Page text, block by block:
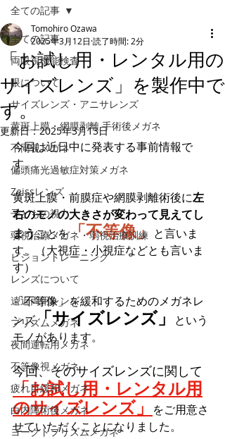
全ての記事
両眼視機能検査
眼について
サイズレンズ・アニサレンズ
黄斑上膜・網膜剥離 手術後メガネ
不同視メガネ
偏頭痛光過敏症対策メガネ
Zeissレンズ
子どもの視力
弱視治療メガネ・弱視治療訓練
ビジョントレーニング
レンズについて
遠近両用レンズ
プリズムメガネ
夜間運転用メガネ
不等像視メガネ
疲れ目緩和メガネ
白内障術後メガネ
ヨークトプリズムメガネ
全ての記事
「お試し用・レンタル用の
サイズレンズ」を製作中で
す。
Tomohiro Ozawa
2025年3月12日 読了時間: 2分
更新日：2025年3月13日
今回は近日中に発表する事前情報で
す。
黄斑上膜・前膜症や網膜剥離術後に左
右のモノの大きさが変わって見えてし
まうことを「不等像」 と言いま
す。（大視症・小視症などとも言いま
す）
「不等像」を緩和するためのメガネレ
ンズ「サイズレンズ」
という
モノがあります。
今回、そのサイズレンズに関して
「お試し用・レンタル用
のサイズレンズ」
をご用意さ
せていただくことになりました。